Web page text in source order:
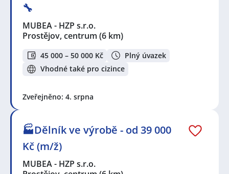
🔧
MUBEA - HZP s.r.o.
Prostějov, centrum (6 km)
45 000 – 50 000 Kč
Plný úvazek
Vhodné také pro cizince
Zveřejněno: 4. srpna
🏭Dělník ve výrobě - od 39 000
Kč (m/ž)
MUBEA - HZP s.r.o.